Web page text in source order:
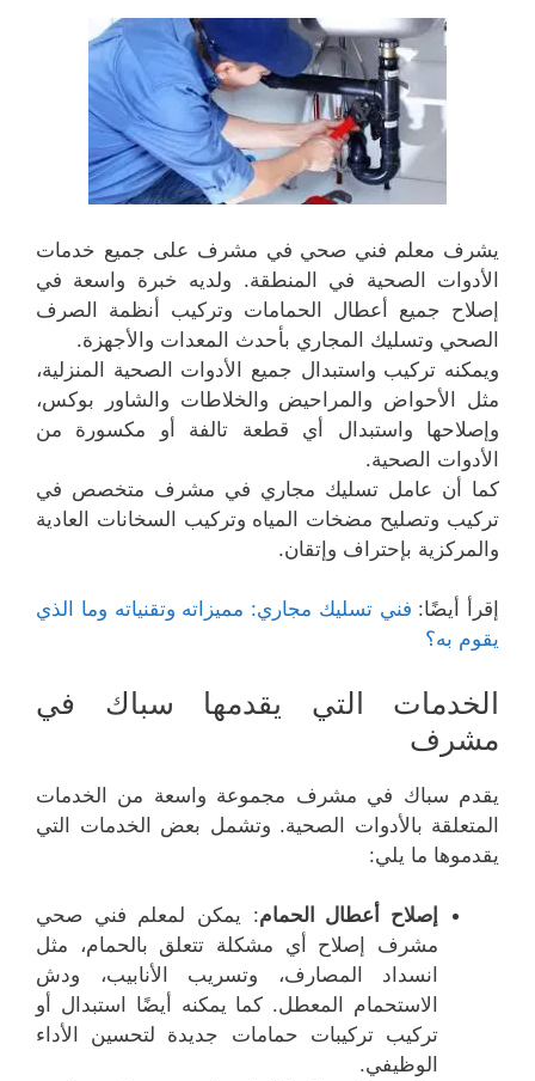
يشرف معلم فني صحي في مشرف على جميع خدمات
الأدوات الصحية في المنطقة. ولديه خبرة واسعة في
إصلاح جميع أعطال الحمامات وتركيب أنظمة الصرف
الصحي وتسليك المجاري بأحدث المعدات والأجهزة.
ويمكنه تركيب واستبدال جميع الأدوات الصحية المنزلية،
مثل الأحواض والمراحيض والخلاطات والشاور بوكس،
وإصلاحها واستبدال أي قطعة تالفة أو مكسورة من
الأدوات الصحية.
كما أن عامل تسليك مجاري في مشرف متخصص في
تركيب وتصليح مضخات المياه وتركيب السخانات العادية
والمركزية بإحتراف وإتقان.
إقرأ أيضًا: فني تسليك مجاري: مميزاته وتقنياته وما الذي
يقوم به؟
الخدمات التي يقدمها سباك في
مشرف
يقدم سباك في مشرف مجموعة واسعة من الخدمات
المتعلقة بالأدوات الصحية. وتشمل بعض الخدمات التي
يقدموها ما يلي:
إصلاح أعطال الحمام: يمكن لمعلم فني صحي
مشرف إصلاح أي مشكلة تتعلق بالحمام، مثل
انسداد المصارف، وتسريب الأنابيب، ودش
الاستحمام المعطل. كما يمكنه أيضًا استبدال أو
تركيب تركيبات حمامات جديدة لتحسين الأداء
الوظيفي.